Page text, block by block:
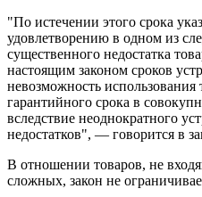
"По истечении этого срока
удовлетворению в одном из
существенного недостатка
настоящим законом сроков
невозможность использования
гарантийного срока в
вследствие неоднократного
недостатков", — говорится в
В отношении товаров, не
сложных, закон не